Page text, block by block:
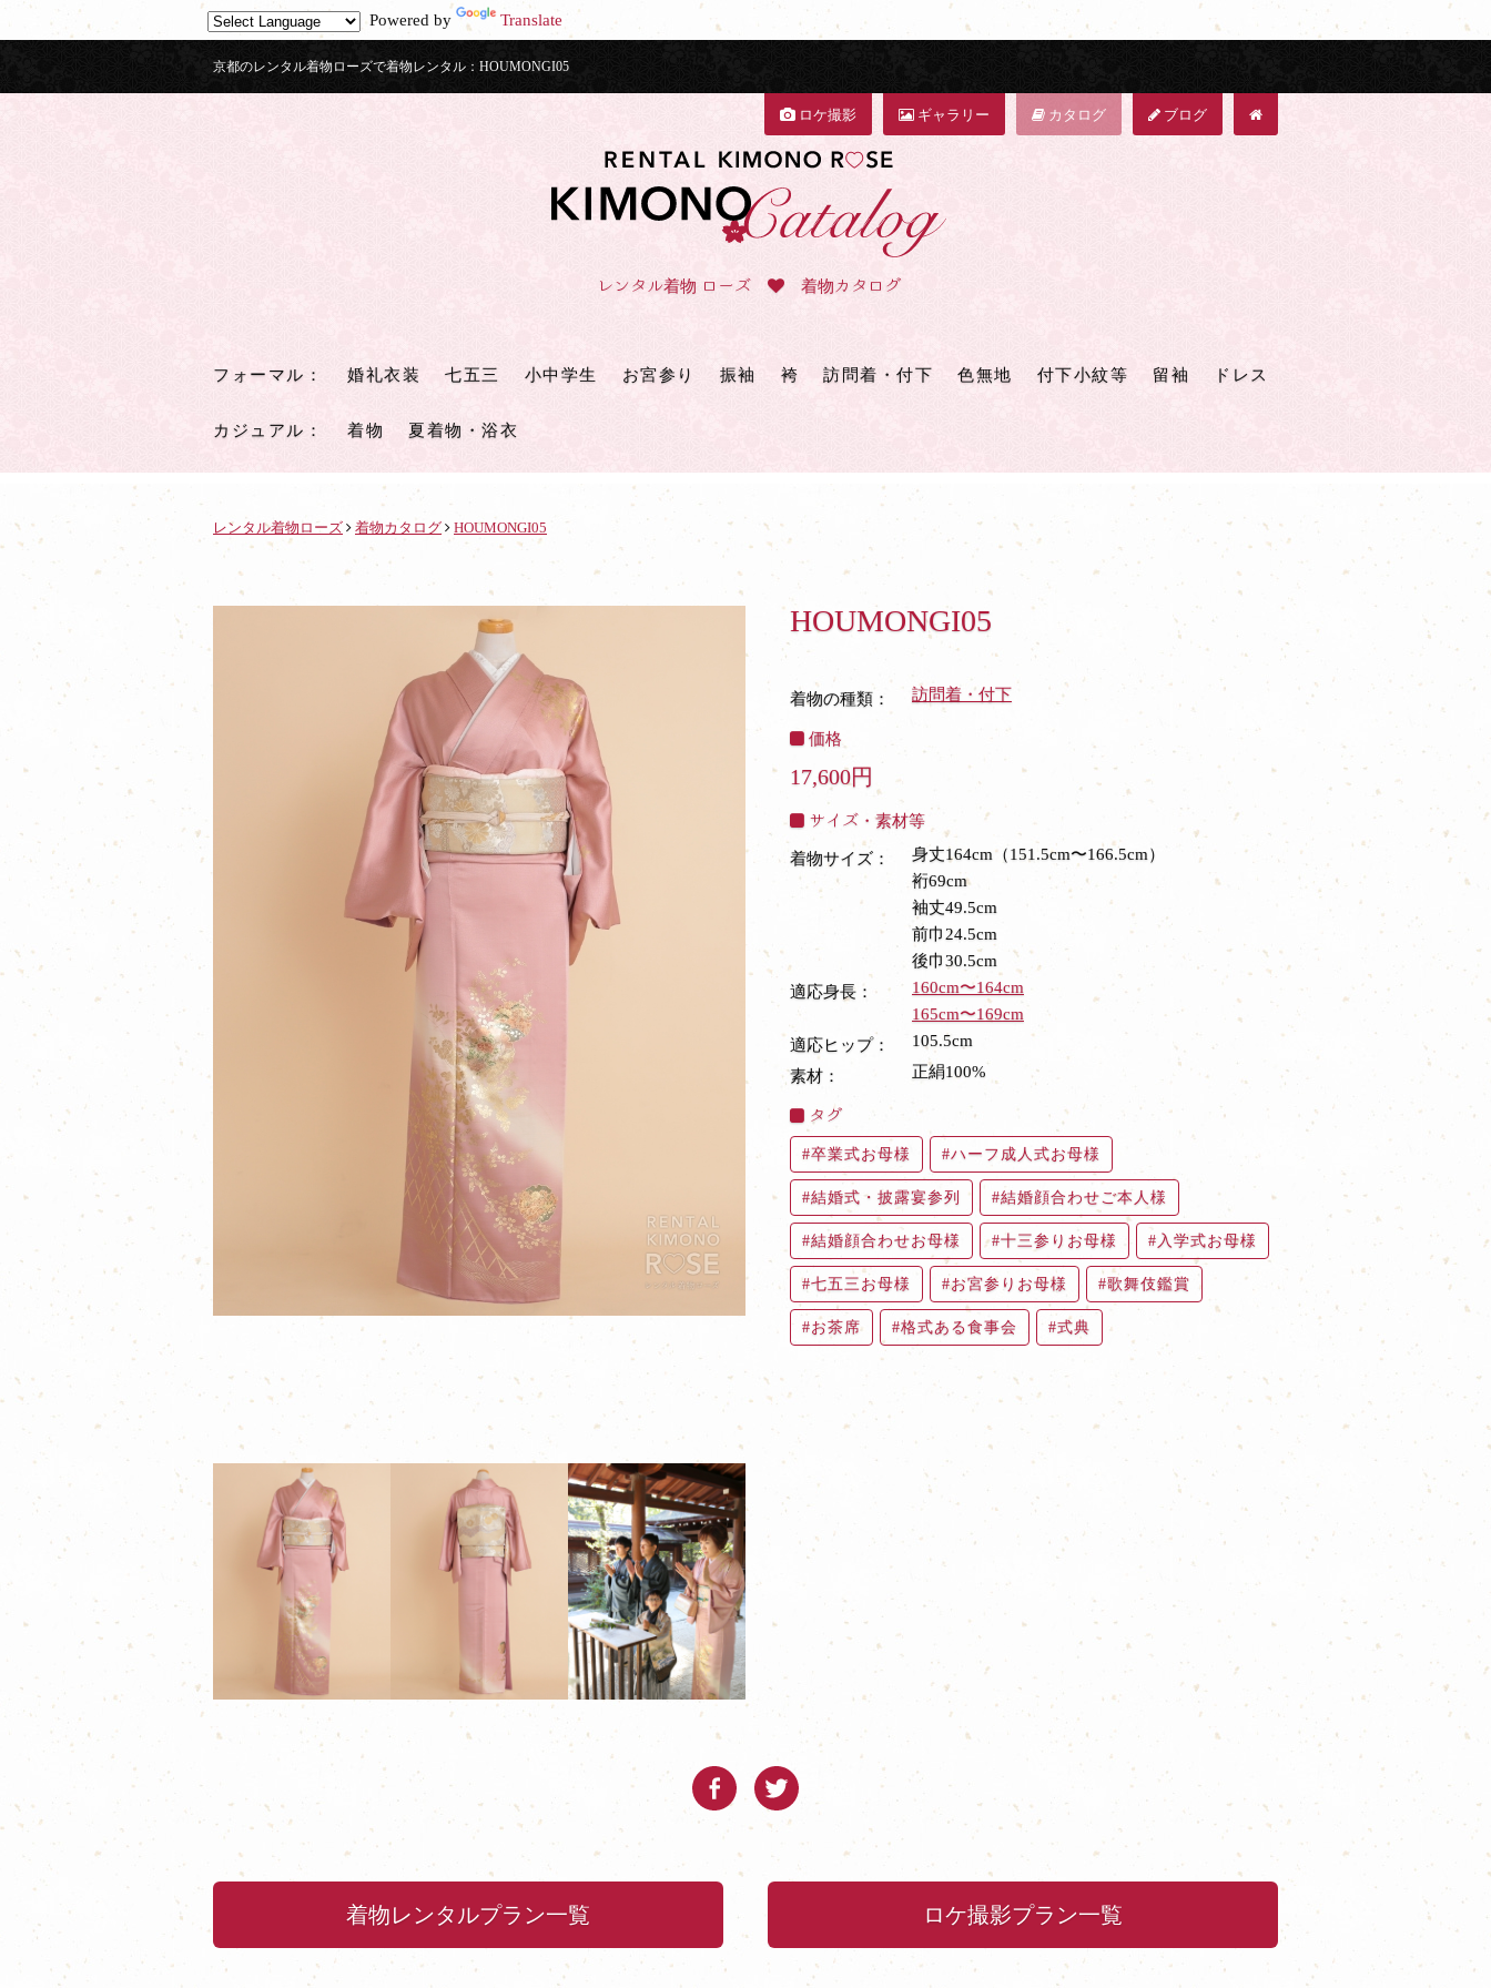
Powered by Translate
京都のレンタル着物ローズで着物レンタル：HOUMONGI05
ロケ撮影 ギャラリー カタログ ブログ
レンタル着物 ローズ 着物カタログ
フォーマル ： 婚礼衣装 七五三 小中学生 お宮参り 振袖 袴 訪問着・付下 色無地 付下小紋等 留袖 ドレス
カジュアル ： 着物 夏着物・浴衣
レンタル着物ローズ 着物カタログ HOUMONGI05
HOUMONGI05
着物の種類： 訪問着・付下
価格
17,600円
サイズ・素材等
着物サイズ：
身丈164cm（151.5cm〜166.5cm）
裄69cm
袖丈49.5cm
前巾24.5cm
後巾30.5cm
適応身長：
160cm〜164cm
165cm〜169cm
適応ヒップ：
105.5cm
素材：
正絹100%
タグ
卒業式お母様 ハーフ成人式お母様
結婚式・披露宴参列 結婚顔合わせご本人様
結婚顔合わせお母様 十三参りお母様 入学式お母様
七五三お母様 お宮参りお母様 歌舞伎鑑賞
お茶席 格式ある食事会 式典
着物レンタルプラン一覧 ロケ撮影プラン一覧